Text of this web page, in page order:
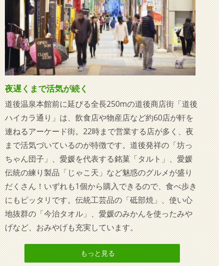
夜遅くまで活気が続く
道後温泉本館前に延びる全長250mの道後商店街「道後
ハイカラ通り」は、飲食店や物産店など約60店が軒を
連ねるアーケード街。22時まで営業する店が多く、夜
まで活気づいているのが特徴です。道後発祥の「坊っ
ちゃん団子」、愛媛を代表する銘菓「タルト」、愛媛
伝統の練り製品「じゃこ天」など魅惑のグルメが盛り
だくさん！いずれも1個から購入できるので、食べ歩き
にもピッタリです。伝統工芸品の「砥部焼」、使い心
地抜群の「今治タオル」、愛媛のみかんを使ったみや
げなど、おみやげも充実しています。
もっと見る